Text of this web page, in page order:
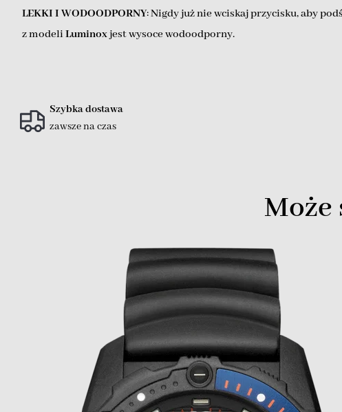
LEKKI I WODOODPORNY: Nigdy już nie wciskaj przycisku, aby
z modeliLuminoxjest wysoce wodoodporny.
Szybka dostawa
zawsze na czas
Może